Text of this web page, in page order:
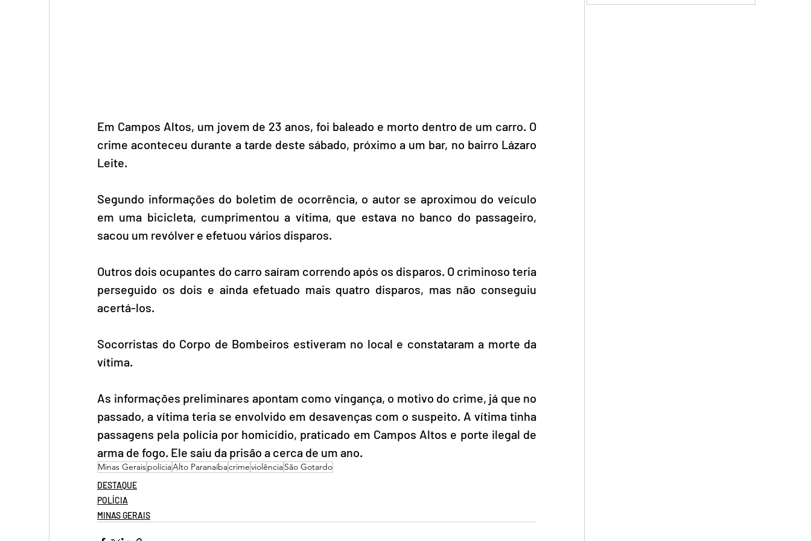
Em Campos Altos, um jovem de 23 anos, foi baleado e morto dentro de um carro. O
crime aconteceu durante a tarde deste sábado, próximo a um bar, no bairro Lázaro
Leite.
Segundo informações do boletim de ocorrência, o autor se aproximou do veículo
em uma bicicleta, cumprimentou a vítima, que estava no banco do passageiro,
sacou um revólver e efetuou vários disparos.
Outros dois ocupantes do carro saíram correndo após os disparos. O criminoso teria
perseguido os dois e ainda efetuado mais quatro disparos, mas não conseguiu
acertá-los.
Socorristas do Corpo de Bombeiros estiveram no local e constataram a morte da
vítima.
As informações preliminares apontam como vingança, o motivo do crime, já que no
passado, a vítima teria se envolvido em desavenças com o suspeito. A vítima tinha
passagens pela polícia por homicídio, praticado em Campos Altos e porte ilegal de
arma de fogo. Ele saiu da prisão a cerca de um ano.
Minas GeraispolíciaAlto ParanaíbacrimeviolênciaSão Gotardo
DESTAQUE
POLÍCIA
MINAS GERAIS